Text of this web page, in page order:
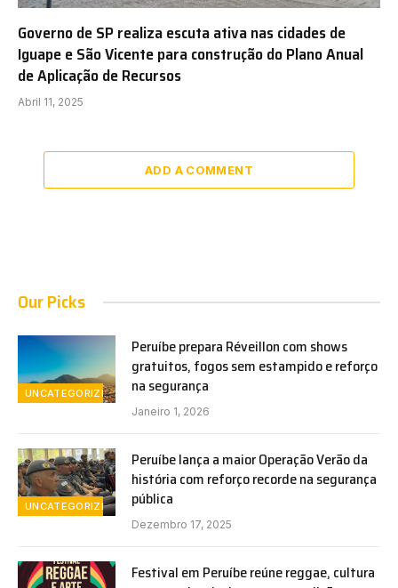
Governo de SP realiza escuta ativa nas cidades de
Iguape e São Vicente para construção do Plano Anual
de Aplicação de Recursos
Abril 11, 2025
ADD A COMMENT
Our Picks
UNCATEGORIZED
Peruíbe prepara Réveillon com shows
gratuitos, fogos sem estampido e reforço
na segurança
Janeiro 1, 2026
UNCATEGORIZED
Peruíbe lança a maior Operação Verão da
história com reforço recorde na segurança
pública
Dezembro 17, 2025
Festival em Peruíbe reúne reggae, cultura